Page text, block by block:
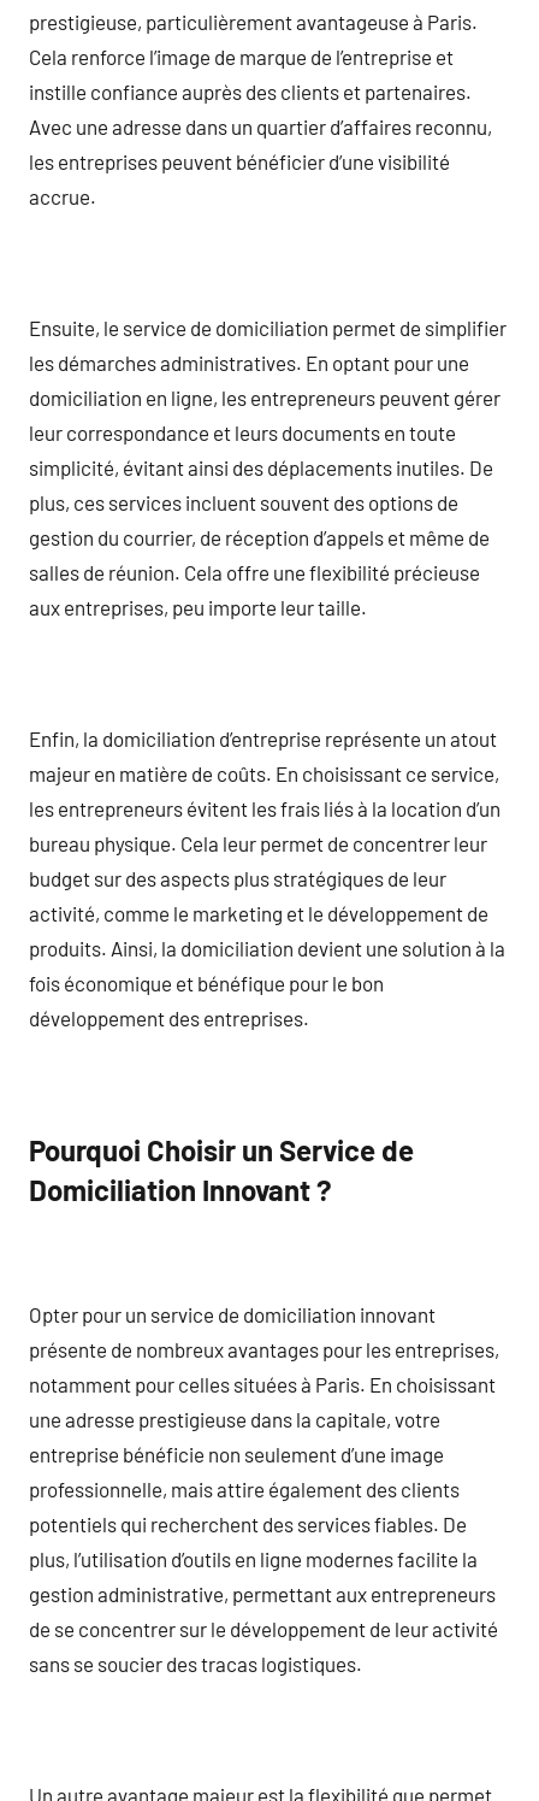
prestigieuse, particulièrement avantageuse à Paris.
Cela renforce l’image de marque de l’entreprise et
instille confiance auprès des clients et partenaires.
Avec une adresse dans un quartier d’affaires reconnu,
les entreprises peuvent bénéficier d’une visibilité
accrue.
Ensuite, le service de domiciliation permet de simplifier
les démarches administratives. En optant pour une
domiciliation en ligne, les entrepreneurs peuvent gérer
leur correspondance et leurs documents en toute
simplicité, évitant ainsi des déplacements inutiles. De
plus, ces services incluent souvent des options de
gestion du courrier, de réception d’appels et même de
salles de réunion. Cela offre une flexibilité précieuse
aux entreprises, peu importe leur taille.
Enfin, la domiciliation d’entreprise représente un atout
majeur en matière de coûts. En choisissant ce service,
les entrepreneurs évitent les frais liés à la location d’un
bureau physique. Cela leur permet de concentrer leur
budget sur des aspects plus stratégiques de leur
activité, comme le marketing et le développement de
produits. Ainsi, la domiciliation devient une solution à la
fois économique et bénéfique pour le bon
développement des entreprises.
Pourquoi Choisir un Service de
Domiciliation Innovant ?
Opter pour un service de domiciliation innovant
présente de nombreux avantages pour les entreprises,
notamment pour celles situées à Paris. En choisissant
une adresse prestigieuse dans la capitale, votre
entreprise bénéficie non seulement d’une image
professionnelle, mais attire également des clients
potentiels qui recherchent des services fiables. De
plus, l’utilisation d’outils en ligne modernes facilite la
gestion administrative, permettant aux entrepreneurs
de se concentrer sur le développement de leur activité
sans se soucier des tracas logistiques.
Un autre avantage majeur est la flexibilité que permet